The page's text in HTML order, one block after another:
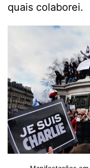
quais colaborei.